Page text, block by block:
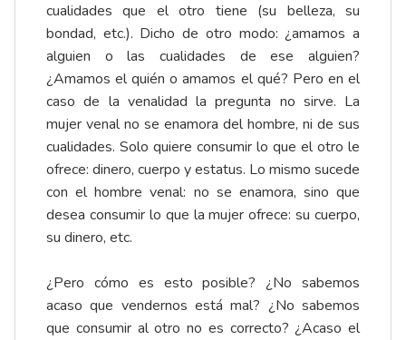
cualidades que el otro tiene (su belleza, su
bondad, etc.). Dicho de otro modo: ¿amamos a
alguien o las cualidades de ese alguien?
¿Amamos el quién o amamos el qué? Pero en el
caso de la venalidad la pregunta no sirve. La
mujer venal no se enamora del hombre, ni de sus
cualidades. Solo quiere consumir lo que el otro le
ofrece: dinero, cuerpo y estatus. Lo mismo sucede
con el hombre venal: no se enamora, sino que
desea consumir lo que la mujer ofrece: su cuerpo,
su dinero, etc.
¿Pero cómo es esto posible? ¿No sabemos
acaso que vendernos está mal? ¿No sabemos
que consumir al otro no es correcto? ¿Acaso el